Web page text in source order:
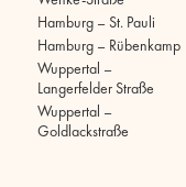
Hamburg – St. Pauli
Hamburg – Rübenkamp
Wuppertal –
Langerfelder Straße
Wuppertal –
Goldlackstraße